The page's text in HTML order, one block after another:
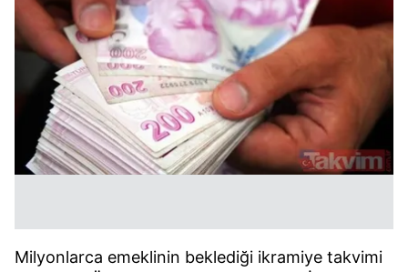
Milyonlarca emeklinin beklediği ikramiye takvimi